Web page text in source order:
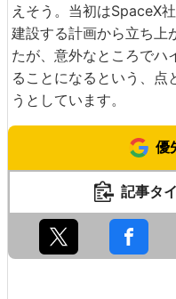
えそう。当初はSpaceX
建設する計画から立ち
たが、意外なところでハ
ることになるという、点
うとしています。
優
記事タ